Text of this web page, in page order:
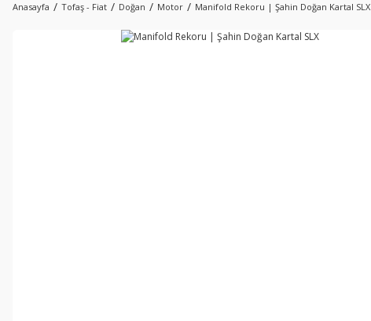
Anasayfa Tofaş - Fiat Doğan Motor Manifold Rekoru | Şahin Doğan Kartal SLX